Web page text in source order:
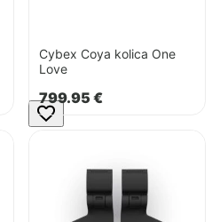
Cybex Coya kolica One
Love
799.95 €
Pogledaj
proizvod
adapteri
Coya